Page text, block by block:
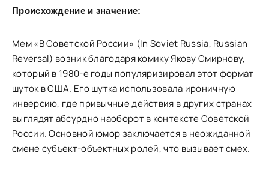
Происхождение и значение:
Мем «В Советской России» (In Soviet Russia, Russian
Reversal) возник благодаря комику Якову Смирнову,
который в 1980-е годы популяризировал этот формат
шуток в США. Его шутка использовала ироничную
инверсию, где привычные действия в других странах
выглядят абсурдно наоборот в контексте Советской
России. Основной юмор заключается в неожиданной
смене субъект-объектных ролей, что вызывает смех.